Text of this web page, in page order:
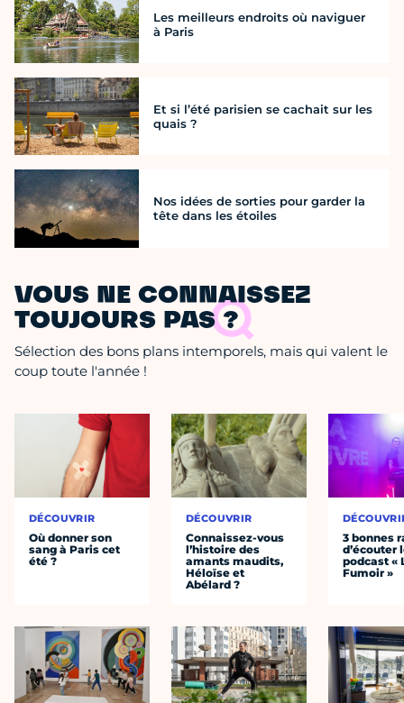
Les meilleurs endroits où naviguer
à Paris
Et si l’été parisien se cachait sur les
quais ?
Nos idées de sorties pour garder la
tête dans les étoiles
VOUS NE CONNAISSEZ
TOUJOURS PAS ?
Sélection des bons plans intemporels, mais qui valent le
coup toute l'année !
DÉCOUVRIR
Où donner son
sang à Paris cet
été ?
DÉCOUVRIR
Connaissez-vous
l’histoire des
amants maudits,
Héloïse et
Abélard ?
3 bonnes
d’écouter
podcast «
Fumoir »